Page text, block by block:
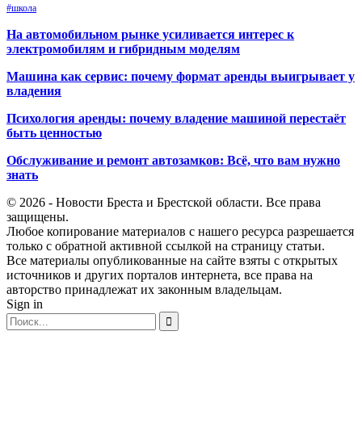
#школа
На автомобильном рынке усиливается интерес к
электромобилям и гибридным моделям
Машина как сервис: почему формат аренды выигрывает у
владения
Психология аренды: почему владение машиной перестаёт
быть ценностью
Обслуживание и ремонт автозамков: Всё, что вам нужно
знать
© 2026 - Новости Бреста и Брестской области. Все права
защищены.
Любое копирование материалов с нашего ресурса разрешается
только с обратной активной ссылкой на страницу статьи.
Все материалы опубликованные на сайте взяты с открытых
источников и других порталов интернета, все права на
авторство принадлежат их законным владельцам.
Sign in